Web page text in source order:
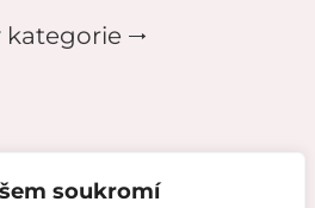
soukromí
kategorie 🠂